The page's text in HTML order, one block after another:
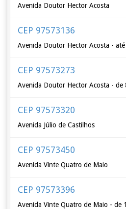
Avenida Doutor Hector Acosta
CEP 97573136
Avenida Doutor Hector Acosta -
CEP 97573273
Avenida Doutor Hector Acosta - de
CEP 97573320
Avenida Júlio de Castilhos
CEP 97573450
Avenida Vinte Quatro de Maio
CEP 97573396
Avenida Vinte Quatro de Maio - de